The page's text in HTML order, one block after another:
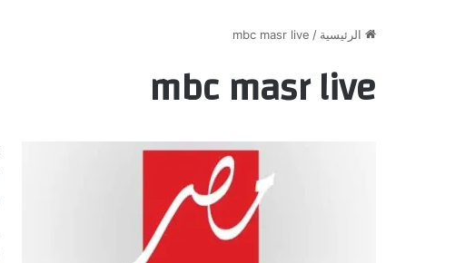
الرئيسية /
mbc masr live
mbc masr live